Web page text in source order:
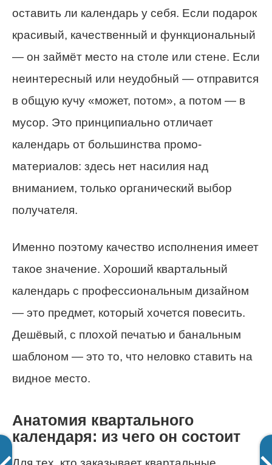
оставить ли календарь у себя. Если подарок
красивый, качественный и функциональный
— он займёт место на столе или стене. Если
неинтересный или неудобный — отправится
в общую кучу «может, потом», а потом — в
мусор. Это принципиально отличает
календарь от большинства промо-
материалов: здесь нет насилия над
вниманием, только органический выбор
получателя.
Именно поэтому качество исполнения имеет
такое значение. Хороший квартальный
календарь с профессиональным дизайном
— это предмет, который хочется повесить.
Дешёвый, с плохой печатью и банальным
шаблоном — это то, что неловко ставить на
видное место.
Анатомия квартального
календаря: из чего он состоит